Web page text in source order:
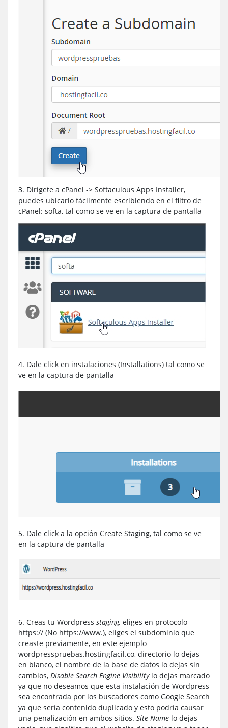
3. Dirígete a cPanel -> Softaculous Apps Installer,
puedes ubicarlo fácilmente escribiendo en el filtro de
cPanel: softa, tal como se ve en la captura de pantalla
4. Dale click en instalaciones (Installations) tal como se
ve en la captura de pantalla
5. Dale click a la opción Create Staging, tal como se ve
en la captura de pantalla
6. Creas tu Wordpress staging, eliges en protocolo
https:// (No https://www.), eliges el subdominio que
creaste previamente, en este ejemplo
wordpresspruebas.hostingfacil.co, directorio lo dejas
en blanco, el nombre de la base de datos lo dejas sin
cambios, Disable Search Engine Visibility lo dejas marcado
ya que no deseamos que esta instalación de Wordpress
sea encontrada por los buscadores como Google Search
ya que sería contenido duplicado y esto podría causar
una penalización en ambos sitios. Site Name lo dejas